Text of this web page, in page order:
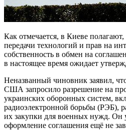
Как отмечается, в Киеве
передачи технологий и прав на
собственность в обмен на
в настоящее время ожидает
Неназванный чиновник заявил,
США запросило разрешение на
украинских оборонных систем,
радиоэлектронной борьбы (РЭБ),
их закупки для военных нужд. Он
оформление соглашения ещё не